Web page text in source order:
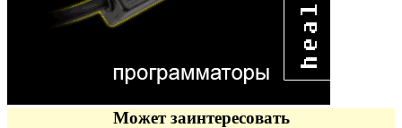
Может заинтересовать